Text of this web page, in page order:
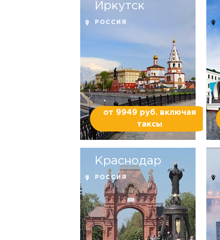
Иркутск
РОССИЯ
от 9949 руб. включая
таксы
Краснодар
РОССИЯ